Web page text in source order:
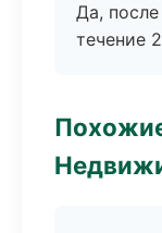
Да,
течение